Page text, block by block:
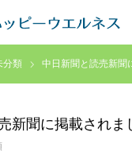
分類 中日新聞と読売新聞
新聞に掲載されま